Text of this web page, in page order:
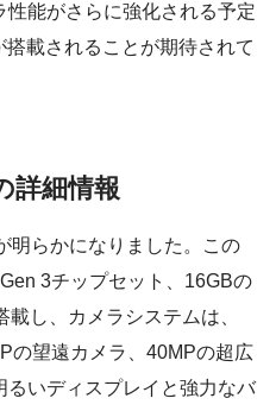
能がさらに強化される予定
載されることが期待されて
詳細情報
明らかになりました。この
3チップセット、16GBの
し、カメラシステムは、
の望遠カメラ、40MPの超広
いディスプレイと強力なバ